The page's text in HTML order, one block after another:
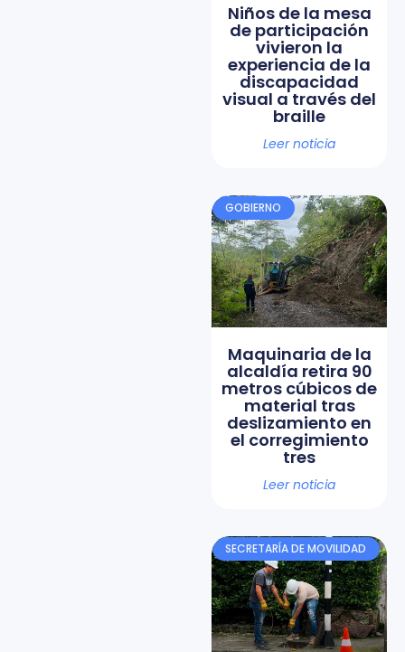
Niños de la mesa
de participación
vivieron la
experiencia de la
discapacidad
visual a través del
braille
Leer noticia
GOBIERNO
Maquinaria de la
alcaldía retira 90
metros cúbicos de
material tras
deslizamiento en
el corregimiento
tres
Leer noticia
SECRETARÍA DE MOVILIDAD